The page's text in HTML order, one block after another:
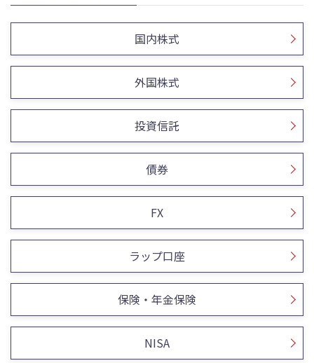
国内株式
外国株式
投資信託
債券
FX
ラップ口座
保険・年金保険
NISA